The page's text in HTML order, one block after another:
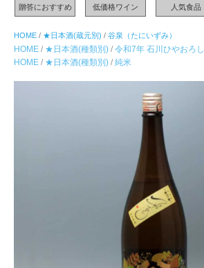
贈答におすすめ 低価格ワイン 人気食品
HOME / ★日本酒(蔵元別) / 谷泉（たにいずみ）
HOME / ★日本酒(種類別) / 令和7年 石川ひやおろし
HOME / ★日本酒(種類別) / 純米